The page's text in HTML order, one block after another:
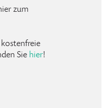
zum
Sie hier!